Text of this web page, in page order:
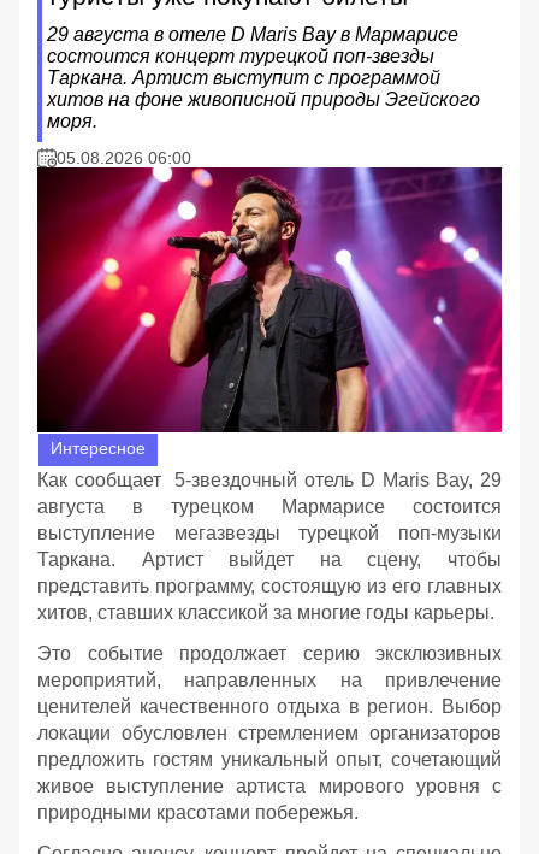
29 августа в отеле D Maris Bay в Мармарисе
состоится концерт турецкой поп-звезды
Таркана. Артист выступит с программой
хитов на фоне живописной природы Эгейского
моря.
05.08.2026 06:00
Интересное
Как сообщает 5-звездочный отель D Maris Bay, 29
августа в турецком Мармарисе состоится
выступление мегазвезды турецкой поп-музыки
Таркана. Артист выйдет на сцену, чтобы
представить программу, состоящую из его главных
хитов, ставших классикой за многие годы карьеры.
Это событие продолжает серию эксклюзивных
мероприятий, направленных на привлечение
ценителей качественного отдыха в регион. Выбор
локации обусловлен стремлением организаторов
предложить гостям уникальный опыт, сочетающий
живое выступление артиста мирового уровня с
природными красотами побережья.